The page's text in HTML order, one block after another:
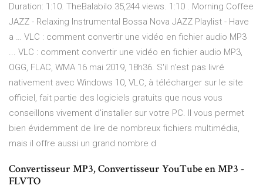
Duration: 1:10. TheBalabilo 35,244 views. 1:10 . Morning Coffee
JAZZ - Relaxing Instrumental Bossa Nova JAZZ Playlist - Have
a … VLC : comment convertir une vidéo en fichier audio MP3
... VLC : comment convertir une vidéo en fichier audio MP3,
OGG, FLAC, WMA 16 mai 2019, 18h36. S'il n'est pas livré
nativement avec Windows 10, VLC, à télécharger sur le site
officiel, fait partie des logiciels gratuits que nous vous
conseillons vivement d'installer sur votre PC. Il vous permet
bien évidemment de lire de nombreux fichiers multimédia,
mais il offre aussi un grand nombre d
Convertisseur MP3, Convertisseur YouTube en MP3 -
FLVTO